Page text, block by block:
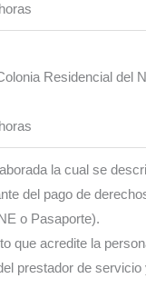
Residencial del
la cual se
del pago de
o Pasaporte).
que acredite la
prestador de